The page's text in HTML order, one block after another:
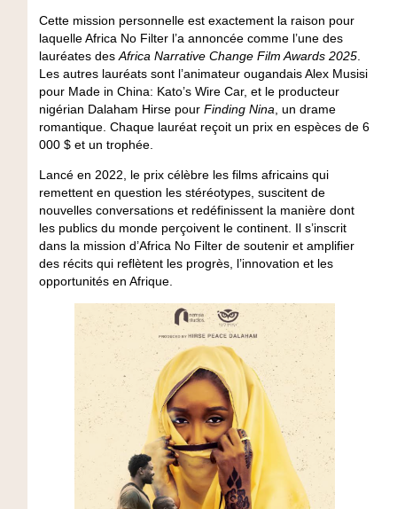
Cette mission personnelle est exactement la raison pour
laquelle Africa No Filter l’a annoncée comme l’une des
lauréates des Africa Narrative Change Film Awards 2025.
Les autres lauréats sont l’animateur ougandais Alex Musisi
pour Made in China: Kato’s Wire Car, et le producteur
nigérian Dalaham Hirse pour Finding Nina , un drame
romantique. Chaque lauréat reçoit un prix en espèces de 6
000 $ et un trophée.
Lancé en 2022, le prix célèbre les films africains qui
remettent en question les stéréotypes, suscitent de
nouvelles conversations et redéfinissent la manière dont
les publics du monde perçoivent le continent. Il s’inscrit
dans la mission d’Africa No Filter de soutenir et amplifier
des récits qui reflètent les progrès, l’innovation et les
opportunités en Afrique.